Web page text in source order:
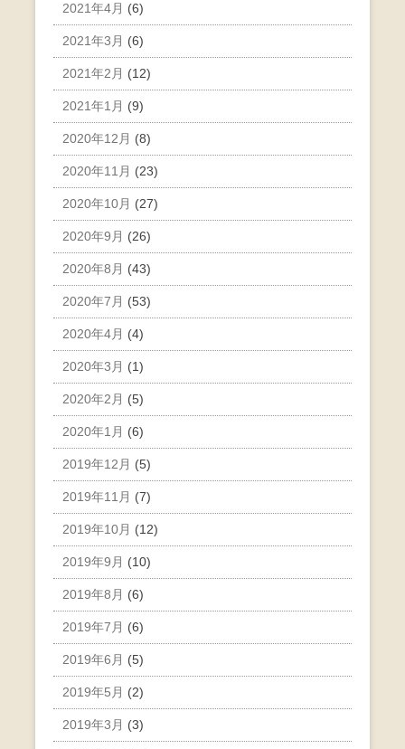
2021年4月 (6)
2021年3月 (6)
2021年2月 (12)
2021年1月 (9)
2020年12月 (8)
2020年11月 (23)
2020年10月 (27)
2020年9月 (26)
2020年8月 (43)
2020年7月 (53)
2020年4月 (4)
2020年3月 (1)
2020年2月 (5)
2020年1月 (6)
2019年12月 (5)
2019年11月 (7)
2019年10月 (12)
2019年9月 (10)
2019年8月 (6)
2019年7月 (6)
2019年6月 (5)
2019年5月 (2)
2019年3月 (3)